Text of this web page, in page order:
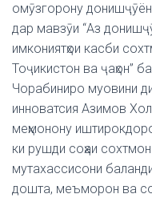
омӯзгорону
дар мавзӯи “Аз
имкониятҳои касби
Тоҷикистон ва ҷаҳон”
Чорабиниро муовини
инноватсия Азимов
меҳмонону
ки рушди соҳаи
мутахассисони
дошта, меъморон ва